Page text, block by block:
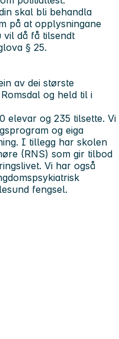
skal bli behandla
på at opplysningane
då få tilsendt
§ 25.
av dei største
og held til i
elevar og 235 tilsette. Vi
og eiga
I tillegg har skolen
(RNS) som gir tilbod
Vi har også
fengsel.